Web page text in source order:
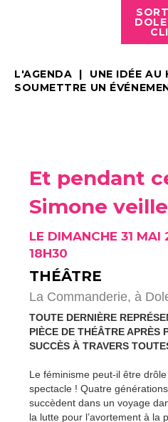
DOLE
L'AGENDA
UNE IDÉE AU
SOUMETTRE UN
Et pendant
Simone
LE DIMANCHE 31 MAI
18H30
THÉÂTRE
La Commanderie, à
TOUTE DERNIÈRE
PIÈCE DE THÉÂTRE APRÈS
SUCCÈS À TRAVERS
Le féminisme peut-il être drôle
spectacle ! Quatre
succèdent dans un voyage
la lutte pour l’avortement à la